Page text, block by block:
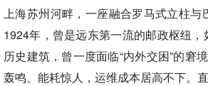
上海苏州河畔，一座融合罗马式立柱
1924年，曾是远东第一流的邮政枢纽
历史建筑，曾一度面临“内外交困”的窘
轰鸣、能耗惊人，运维成本居高不下。